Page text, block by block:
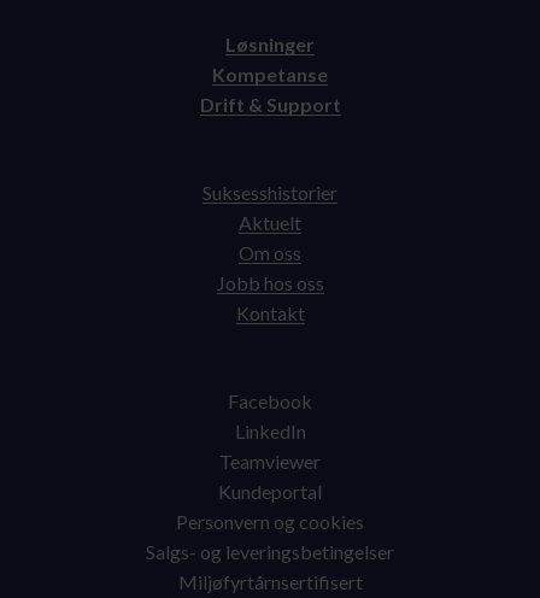
Løsninger
Kompetanse
Drift & Support
Suksesshistorier
Aktuelt
Om oss
Jobb hos oss
Kontakt
Facebook
LinkedIn
Teamviewer
Kundeportal
Personvern og cookies
Salgs- og leveringsbetingelser
Miljøfyrtårnsertifisert